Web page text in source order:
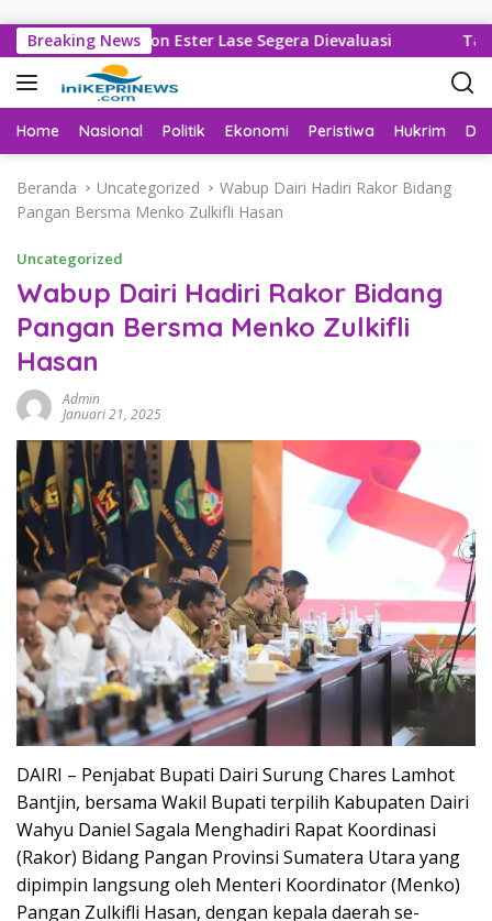
Breaking News
Jhon Ester Lase Segera Dievaluasi Tak Lagi
Home Nasional Politik Ekonomi Peristiwa Hukrim
Beranda Uncategorized
Wabup Dairi Hadiri Rakor Bidang
Pangan Bersma Menko Zulkifli Hasan
Uncategorized
Wabup Dairi Hadiri Rakor Bidang
Pangan Bersma Menko Zulkifli
Hasan
Admin
Januari 21, 2025
DAIRI – Penjabat Bupati Dairi Surung Chares Lamhot
Bantjin, bersama Wakil Bupati terpilih Kabupaten Dairi
Wahyu Daniel Sagala Menghadiri Rapat Koordinasi
(Rakor) Bidang Pangan Provinsi Sumatera Utara yang
dipimpin langsung oleh Menteri Koordinator (Menko)
Pangan Zulkifli Hasan, dengan kepala daerah se-